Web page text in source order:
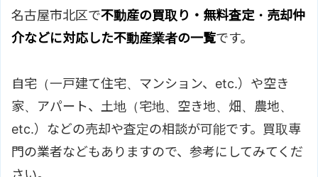
名古屋市北区で不動産の買取り・無料査定・売却仲
介などに対応した不動産業者の一覧です。
自宅（一戸建て住宅、マンション、etc.）や空き
家、アパート、土地（宅地、空き地、畑、農地、
etc.）などの売却や査定の相談が可能です。買取専
門の業者などもありますので、参考にしてみてくだ